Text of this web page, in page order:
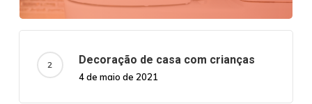
Decoração de casa com crianças
4 de maio de 2021